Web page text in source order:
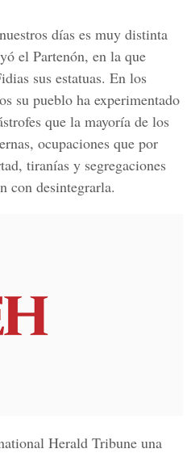
días es muy distinta
el Partenón, en la que
sus estatuas. En los
su pueblo ha experimentado
que la mayoría de los
ocupaciones que por
tiranías y segregaciones
con desintegrarla.
Herald Tribune una